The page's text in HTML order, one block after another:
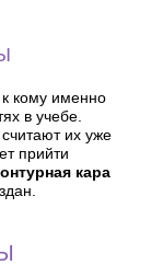
кому именно
в учебе.
их уже
прийти
кара